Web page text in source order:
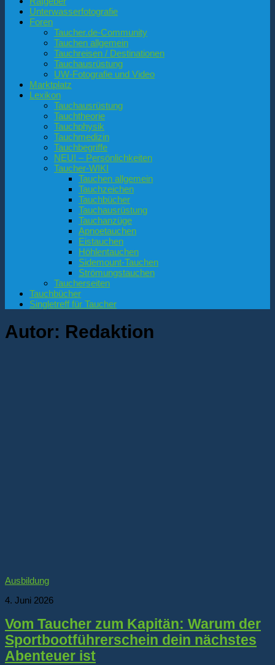
Unterwasserfotografie
Foren
Taucher.de-Community
Tauchen allgemein
Tauchreisen / Destinationen
Tauchausrüstung
UW-Fotografie und Video
Marktplatz
Lexikon
Tauchausrüstung
Tauchtheorie
Tauchphysik
Tauchmedizin
Tauchbegriffe
NEU! – Persönlichkeiten
Taucher-WIKI
Tauchen allgemein
Tauchzeichen
Tauchbücher
Tauchausrüstung
Tauchanzüge
Apnoetauchen
Eistauchen
Höhlentauchen
Sidemount-Tauchen
Strömungstauchen
Taucherseiten
Tauchbücher
Singletreff für Taucher
Autor: Redaktion
Ausbildung
4. Juni 2026
Vom Taucher zum Kapitän: Warum der
Sportbootführerschein dein nächstes
Abenteuer ist